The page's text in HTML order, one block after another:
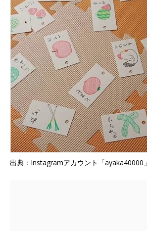
出典：Instagramアカウント「ayaka40000」